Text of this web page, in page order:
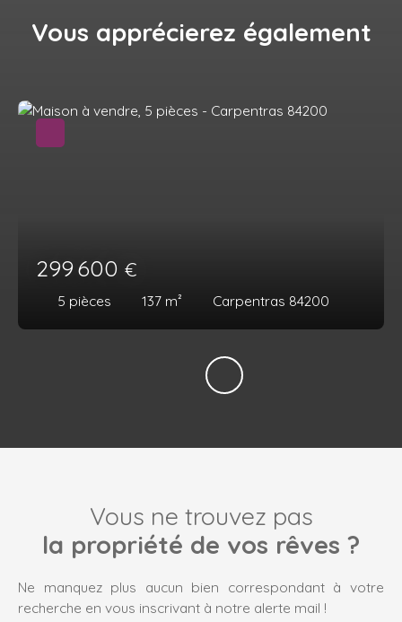
Vous apprécierez également
299 600 €
5 pièces 137 m² Carpentras 84200
Vous ne trouvez pas
la propriété de vos rêves ?
Ne manquez plus aucun bien correspondant à votre
recherche en vous inscrivant à notre alerte mail !